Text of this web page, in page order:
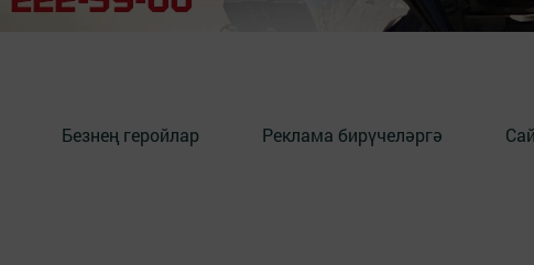
Безнең геройлар Реклама бирүчеләргә